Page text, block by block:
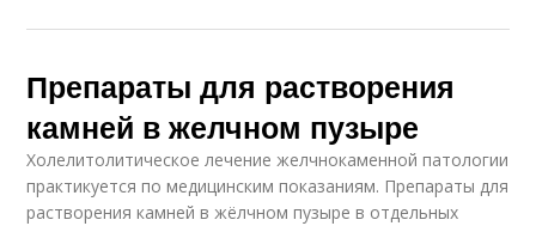
Препараты для растворения
камней в желчном пузыре
Холелитолитическое лечение желчнокаменной патологии
практикуется по медицинским показаниям. Препараты для
растворения камней в жёлчном пузыре в отдельных